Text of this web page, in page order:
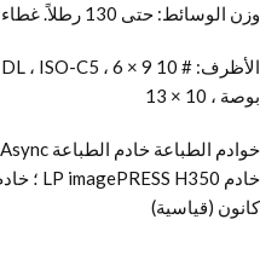
وزن الوسائط: حتى 130 رطلاً. غطاء
بوصة ، 10 × 13
كانون (قياسية)